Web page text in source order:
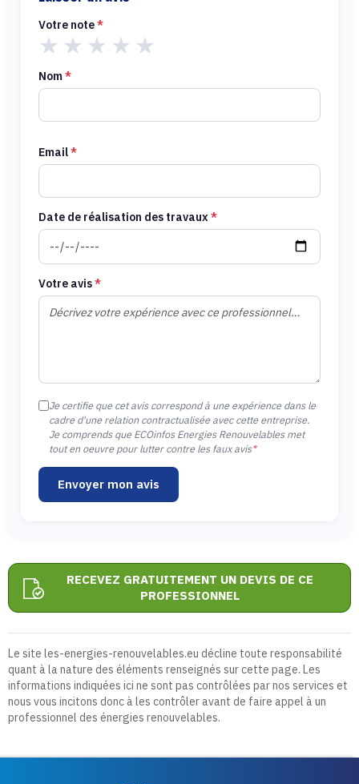
Votre note*
★ ★ ★ ★ ★
Nom*
Email*
Date de réalisation des travaux *
Votre avis*
Je certifie que cet avis correspond à une expérience dans le
cadre d'une relation contractualisée avec cette entreprise.
Je comprends que ECOinfos Energies Renouvelables met
tout en oeuvre pour lutter contre les faux avis*
Envoyer mon avis
RECEVEZ GRATUITEMENT UN DEVIS DE CE
PROFESSIONNEL
Le site les-energies-renouvelables.eu décline toute responsabilité
quant à la nature des éléments renseignés sur cette page. Les
informations indiquées ici ne sont pas contrôlées par nos services et
nous vous incitons donc à les contrôler avant de faire appel à un
professionnel des énergies renouvelables.